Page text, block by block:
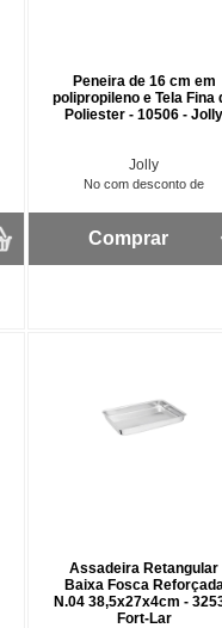
Peneira de 16 cm em
polipropileno e Tela Fina
Poliester - 10506 - Jolly
Jolly
No com desconto de
Comprar
Assadeira Retangular
Baixa Fosca
N.04 38,5x27x4cm -
Fort-Lar